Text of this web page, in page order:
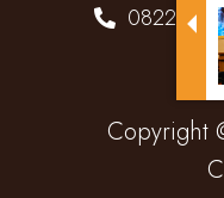
Copyright